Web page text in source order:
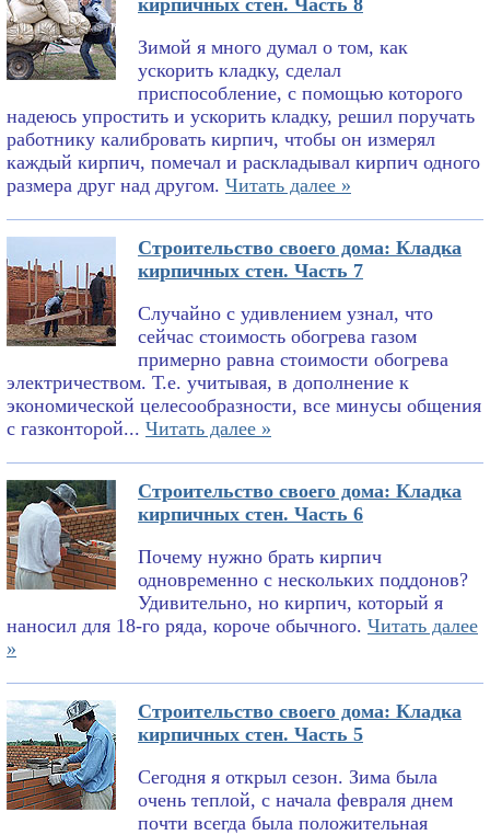
кирпичных стен. Часть 8
Зимой я много думал о том, как
ускорить кладку, сделал
приспособление, с помощью которого
надеюсь упростить и ускорить кладку, решил поручать
работнику калибровать кирпич, чтобы он измерял
каждый кирпич, помечал и раскладывал кирпич одного
размера друг над другом. Читать далее »
Строительство своего дома: Кладка
кирпичных стен. Часть 7
Случайно с удивлением узнал, что
сейчас стоимость обогрева газом
примерно равна стоимости обогрева
электричеством. Т.е. учитывая, в дополнение к
экономической целесообразности, все минусы общения
с газконторой... Читать далее »
Строительство своего дома: Кладка
кирпичных стен. Часть 6
Почему нужно брать кирпич
одновременно с нескольких поддонов?
Удивительно, но кирпич, который я
наносил для 18-го ряда, короче обычного. Читать далее
»
Строительство своего дома: Кладка
кирпичных стен. Часть 5
Сегодня я открыл сезон. Зима была
очень теплой, с начала февраля днем
почти всегда была положительная